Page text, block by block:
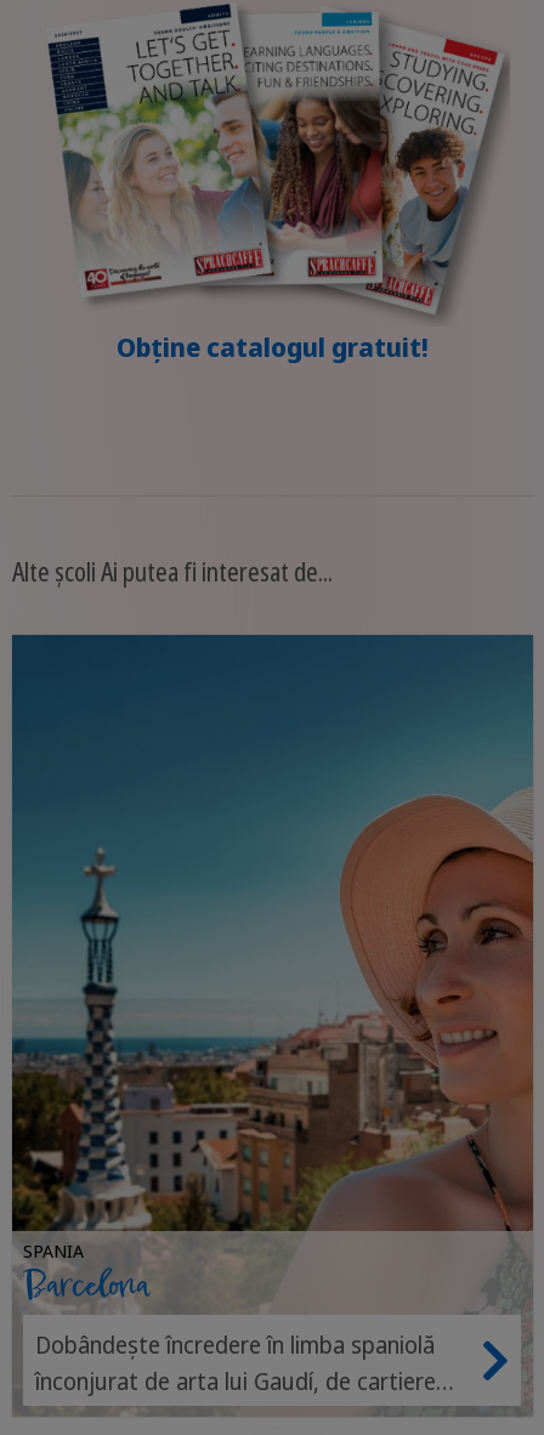
Obține catalogul gratuit!
Alte școli Ai putea fi interesat de...
SPANIA
Barcelona
Dobândește încredere în limba spaniolă
înconjurat de arta lui Gaudí, de cartiere
vibrante și de spiritul mediteranean